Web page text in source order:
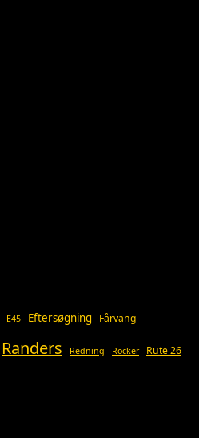
E45 Eftersøgning Fårvang
Randers Redning Rocker Rute 26